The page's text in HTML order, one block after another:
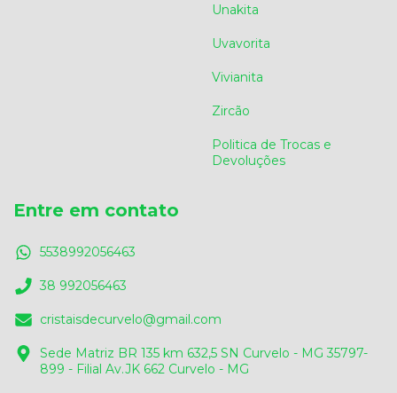
Unakita
Uvavorita
Vivianita
Zircão
Politica de Trocas e
Devoluções
Entre em contato
5538992056463
38 992056463
cristaisdecurvelo@gmail.com
Sede Matriz BR 135 km 632,5 SN Curvelo - MG 35797-
899 - Filial Av.JK 662 Curvelo - MG